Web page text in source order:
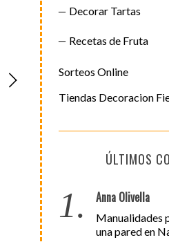
Decorar Tartas
Recetas de Fruta
Sorteos Online
Tiendas Decoracion
ÚLTIMOS
1. Anna Olivella
Manualidades
una pared en